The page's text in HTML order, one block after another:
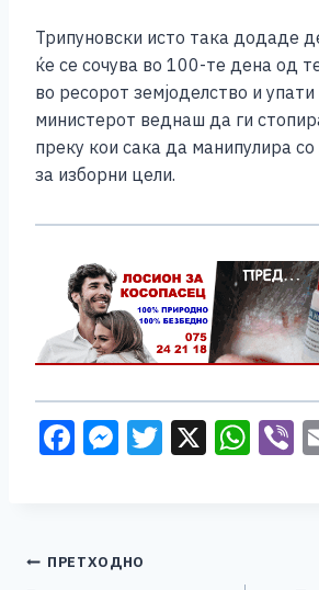
Трипуновски исто така додаде
ќе се сочува во 100-те дена од
во ресорот земјоделство и
министерот веднаш да ги
преку кои сака да манипулира
за изборни цели.
F
b
M
n
T X W
Навигација
ПРЕТХОДНО